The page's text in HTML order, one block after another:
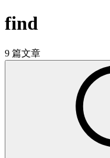
find
9 篇文章